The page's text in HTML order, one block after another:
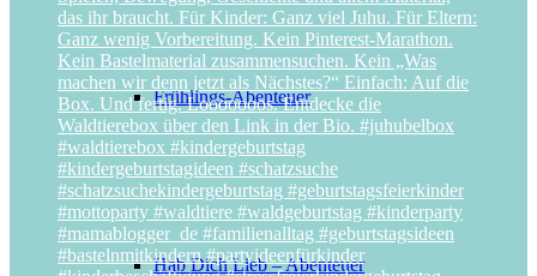
Frühlings-Abenteuer
Hab Dich Lieb – Abenteuer